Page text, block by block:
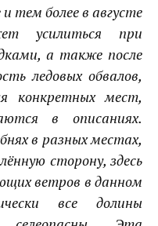
тем более в августе
усилиться при
а также после
ледовых обвалов,
конкретных мест,
в описаниях.
в разных местах,
сторону, здесь
ветров в данном
все долины